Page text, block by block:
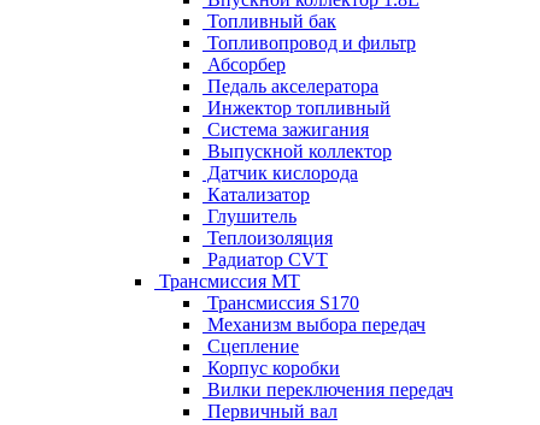
Топливный бак
Топливопровод и фильтр
Абсорбер
Педаль акселератора
Инжектор топливный
Система зажигания
Выпускной коллектор
Датчик кислорода
Катализатор
Глушитель
Теплоизоляция
Радиатор CVT
Трансмиссия MT
Трансмиссия S170
Механизм выбора передач
Сцепление
Корпус коробки
Вилки переключения передач
Первичный вал